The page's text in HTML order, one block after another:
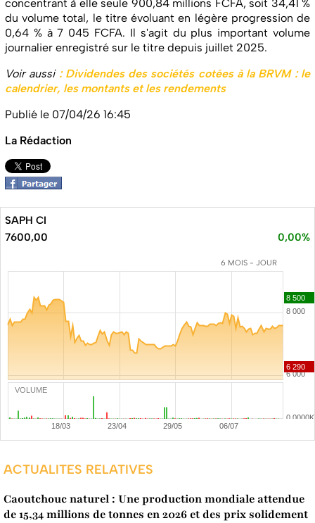
concentrant à elle seule 900,84 millions FCFA, soit 34,41 %
du volume total, le titre évoluant en légère progression de
0,64 % à 7 045 FCFA. Il s'agit du plus important volume
journalier enregistré sur le titre depuis juillet 2025.
Voir aussi : Dividendes des sociétés cotées à la BRVM : le
calendrier, les montants et les rendements
Publié le 07/04/26 16:45
La Rédaction
SAPH CI
7600,00
0,00%
6 MOIS - JOUR
VOLUME
ACTUALITES RELATIVES
Caoutchouc naturel : Une production mondiale attendue
de 15,34 millions de tonnes en 2026 et des prix solidement